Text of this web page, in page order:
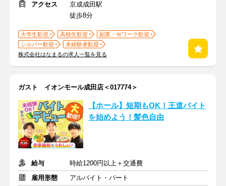
アクセス
京成成田駅
徒歩8分
大学生歓迎 高校生歓迎
副業・Ｗワーク歓迎
シルバー歓迎
未経験者歓迎
株式会社はなまるの求人一覧を見る
ガスト イオンモール成田店＜017774＞
【ホール】短期もOK！王道バイト
を始めよう！髪色自由
給与
時給1200円以上＋交通費
雇用形態
アルバイト・パート